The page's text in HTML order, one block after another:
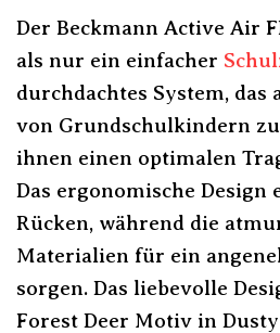
Der Beckmann Active Air
als nur ein einfacher
durchdachtes System, das
von Grundschulkindern
ihnen einen optimalen
Das ergonomische Design
Rücken, während die
Materialien für ein
sorgen. Das liebevolle
Forest Deer Motiv in